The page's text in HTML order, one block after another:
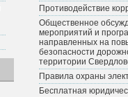
Противодействие
Общественное
мероприятий и
направленных на
безопасности
территории
Правила охраны
Бесплатная